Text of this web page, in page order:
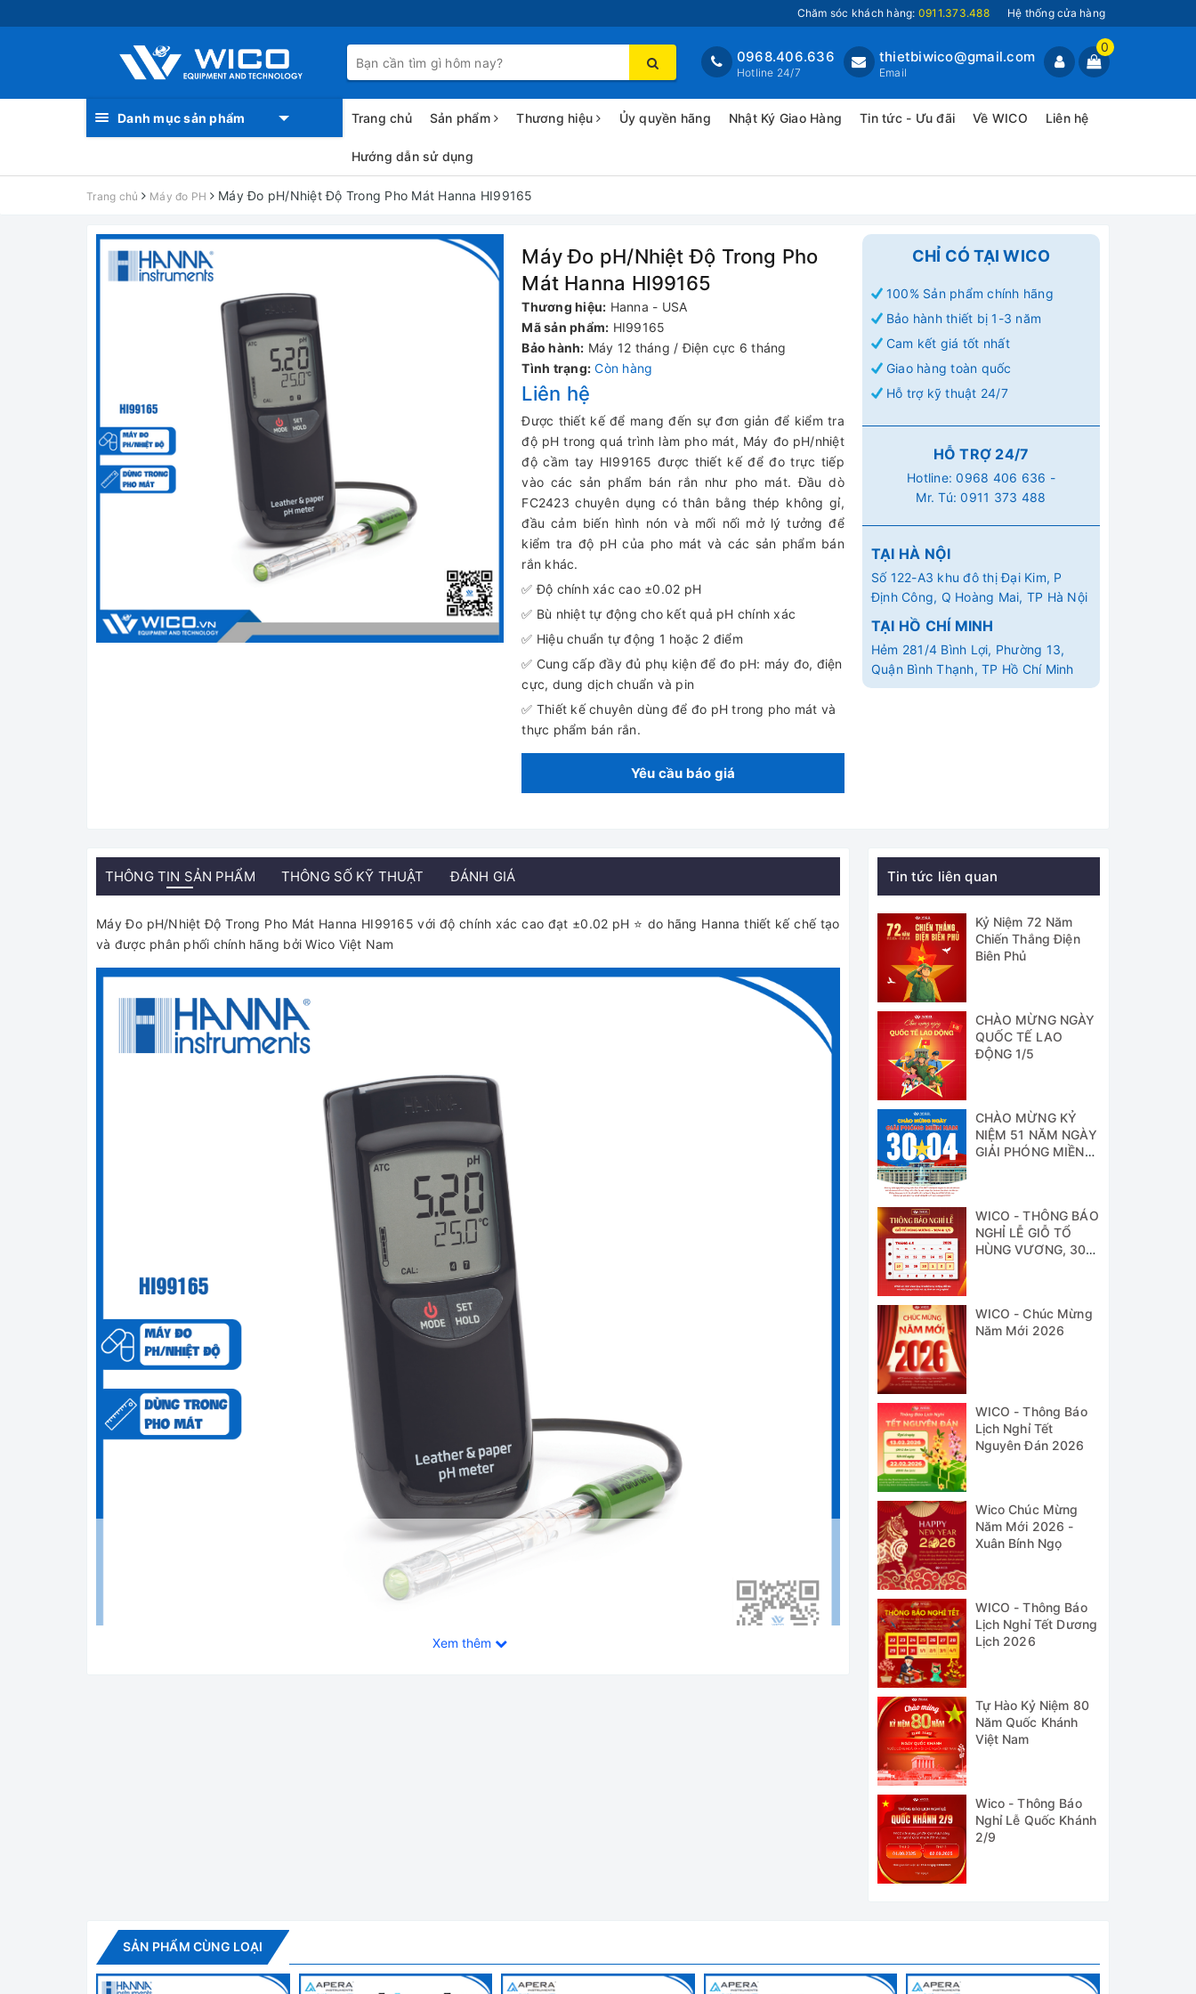
Chăm sóc khách hàng: 0911.373.488 Hệ thống cửa hàng
0
thietbiwico@gmail.com
Email
0968.406.636
Hotline 24/7
Danh mục sản phẩm Trang chủ Sản phẩm Thương hiệu Ủy quyền hãng Nhật Ký Giao Hàng Tin tức - Ưu đãi Về WICO Liên hệ
Hướng dẫn sử dụng
Trang chủ Máy đo PH Máy Đo pH/Nhiệt Độ Trong Pho Mát Hanna HI99165
Máy Đo pH/Nhiệt Độ Trong Pho
Mát Hanna HI99165
Thương hiệu: Hanna - USA
Mã sản phẩm: HI99165
Bảo hành: Máy 12 tháng / Điện cực 6 tháng
Tình trạng: Còn hàng
Liên hệ
Được thiết kế để mang đến sự đơn giản để kiểm tra
độ pH trong quá trình làm pho mát, Máy đo pH/nhiệt
độ cầm tay HI99165 được thiết kế để đo trực tiếp
vào các sản phẩm bán rắn như pho mát. Đầu dò
FC2423 chuyên dụng có thân bằng thép không gỉ,
đầu cảm biến hình nón và mối nối mở lý tưởng để
kiểm tra độ pH của pho mát và các sản phẩm bán
rắn khác.
✅ Độ chính xác cao ±0.02 pH
✅ Bù nhiệt tự động cho kết quả pH chính xác
✅ Hiệu chuẩn tự động 1 hoặc 2 điểm
✅ Cung cấp đầy đủ phụ kiện để đo pH: máy đo, điện
cực, dung dịch chuẩn và pin
✅ Thiết kế chuyên dùng để đo pH trong pho mát và
thực phẩm bán rắn.
Yêu cầu báo giá
CHỈ CÓ TẠI WICO
100% Sản phẩm chính hãng
Bảo hành thiết bị 1-3 năm
Cam kết giá tốt nhất
Giao hàng toàn quốc
Hỗ trợ kỹ thuật 24/7
HỖ TRỢ 24/7
Hotline:0968 406 636 -
Mr. Tú:0911 373 488
TẠI HÀ NỘI
Số 122-A3 khu đô thị Đại Kim, P
Định Công, Q Hoàng Mai, TP Hà Nội
TẠI HỒ CHÍ MINH
Hẻm 281/4 Bình Lợi, Phường 13,
Quận Bình Thạnh, TP Hồ Chí Minh
THÔNG TIN SẢN PHẨM THÔNG SỐ KỸ THUẬT ĐÁNH GIÁ
Máy Đo pH/Nhiệt Độ Trong Pho Mát Hanna HI99165 với độ chính xác cao đạt ±0.02 pH ⭐ do hãng Hanna thiết kế chế tạo
và được phân phối chính hãng bởi Wico Việt Nam
(đồng hồ) dễ dàng mua ngoài thị trường.
TỰ ĐỘNG TẮT MÁY
Tính năng tự động tắt có thể được cài đặt 8,60 phút hoặc không kích hoạt giúp tiết kiệm pin nếu quên tắt máy.
Xem thêm
Tin tức liên quan
Kỷ Niệm 72 Năm
Chiến Thắng Điện
Biên Phủ
CHÀO MỪNG NGÀY
QUỐC TẾ LAO
ĐỘNG 1/5
CHÀO MỪNG KỶ
NIỆM 51 NĂM NGÀY
GIẢI PHÓNG MIỀN
WICO - THÔNG BÁO
NGHỈ LỄ GIỖ TỔ
HÙNG VƯƠNG, 30/4
WICO - Chúc Mừng
Năm Mới 2026
WICO - Thông Báo
Lịch Nghỉ Tết
Nguyên Đán 2026
Wico Chúc Mừng
Năm Mới 2026 -
Xuân Bính Ngọ
WICO - Thông Báo
Lịch Nghỉ Tết Dương
Lịch 2026
Tự Hào Kỷ Niệm 80
Năm Quốc Khánh
Việt Nam
Wico - Thông Báo
Nghỉ Lễ Quốc Khánh
2/9
SẢN PHẨM CÙNG LOẠI